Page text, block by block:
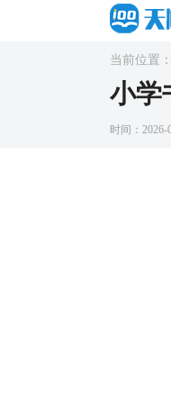
当前位置：
小学
时间：2026-